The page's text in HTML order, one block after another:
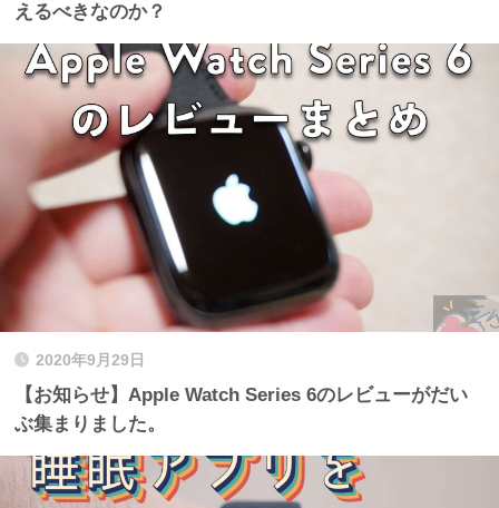
えるべきなのか？
2020年9月29日
【お知らせ】Apple Watch Series 6のレビューがだい
ぶ集まりました。